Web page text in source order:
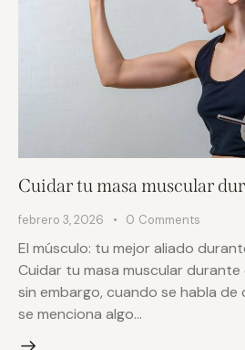
Cuidar tu masa muscular
febrero 3, 2026 0 Comments
El músculo: tu mejor aliado
Cuidar tu masa muscular durante
sin embargo, cuando se habla de
se menciona algo…